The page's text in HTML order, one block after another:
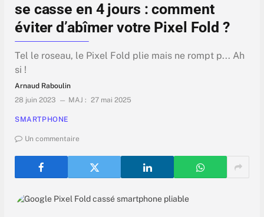
se casse en 4 jours : comment
éviter d’abîmer votre Pixel Fold ?
Tel le roseau, le Pixel Fold plie mais ne rompt p... Ah
si !
Arnaud Raboulin
28 juin 2023
MAJ : 27 mai 2025
SMARTPHONE
Un commentaire